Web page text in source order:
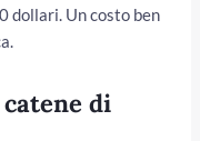
dollari. Un costo ben
di